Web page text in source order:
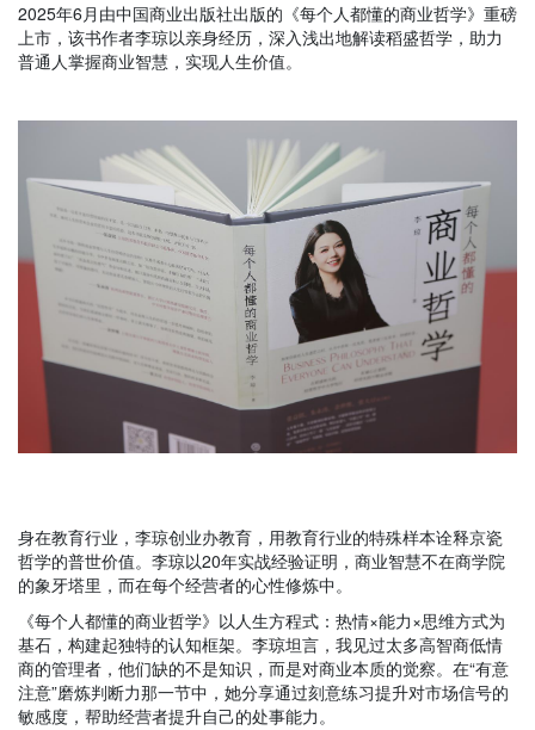
2025年6月由中国商业出版社出版的 《每个人都懂的商业哲学》 重磅
上市，该书作者李琼以亲身经历，深入浅出地解读稻盛哲学，助力
普通人掌握商业智慧，实现人生价值。
身在教育行业，李琼创业办教育， 用教育行业的特殊样本诠释京瓷
哲学的普世价值。李琼以20年实战经验证明 ， 商业智慧不在商学院
的象牙塔里，而在每个经营者的心性修炼中。
《每个人都懂的商业哲学》以人生方程式 ： 热情×能力×思维方式为
基石，构建起独特的认知框架。李琼坦言 ， 我见过太多高智商低情
商的管理者，他们缺的不是知识，而是对商业本质的觉察。在“有意
注意”磨炼判断力那一节中 ，她分享通过刻意练习提升对市场信号的
敏感度， 帮助经营者提升自己的处事能力 。